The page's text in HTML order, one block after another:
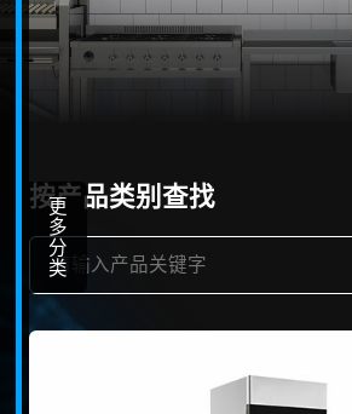
按产品类别查找
更
多
分
类